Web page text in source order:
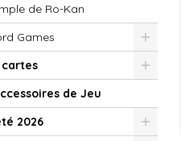
de Ro-Kan
Games
de Jeu
2026